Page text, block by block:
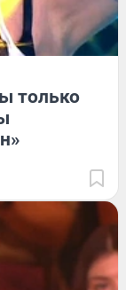
только